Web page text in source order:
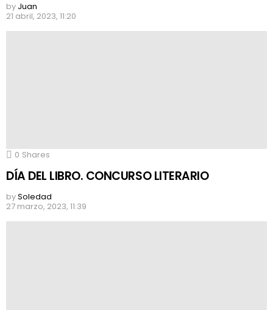
by Juan
21 abril, 2023, 11:20
0 Shares
DÍA DEL LIBRO. CONCURSO LITERARIO
bySoledad
27 marzo, 2023, 11:39